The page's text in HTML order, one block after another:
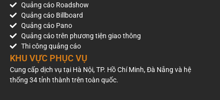
Quảng cáo Roadshow
Quảng cáo Billboard
Quảng cáo Pano
Quảng cáo trên phương tiện giao thông
Thi công quảng cáo
KHU VỰC PHỤC VỤ
Cung cấp dịch vụ tại Hà Nội, TP. Hồ Chí Minh, Đà Nẵng và hệ
thống 34 tỉnh thành trên toàn quốc.